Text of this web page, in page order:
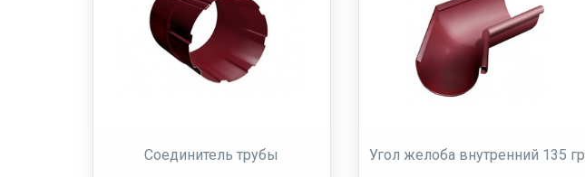
Соединитель трубы Угол желоба внутренний 135 гр